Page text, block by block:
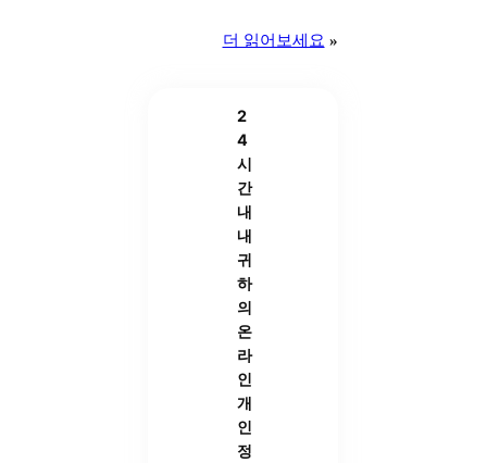
더 읽어보세요 »
2
4
시
간
내
내
귀
하
의
온
라
인
개
인
정